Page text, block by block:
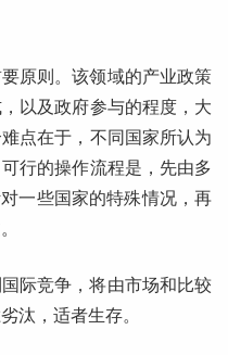
原则。该领域的产业政策
以及政府参与的程度，大
点在于，不同国家所认为
行的操作流程是，先由多
一些国家的特殊情况，再
际竞争，将由市场和比较
汰，适者生存。